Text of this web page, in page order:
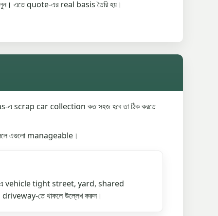
এতে quote-এর real basis তৈরি হয়।
car collection কত সহজ হবে তা ঠিক করতে
এগুলো manageable।
vehicle tight street, yard, shared
তে থাকলে উল্লেখ করুন।